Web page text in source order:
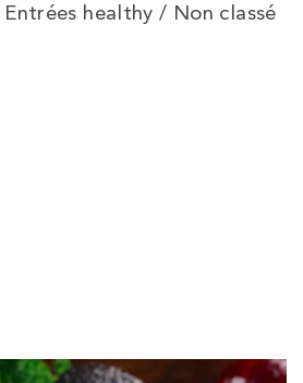
healthy / Non classé